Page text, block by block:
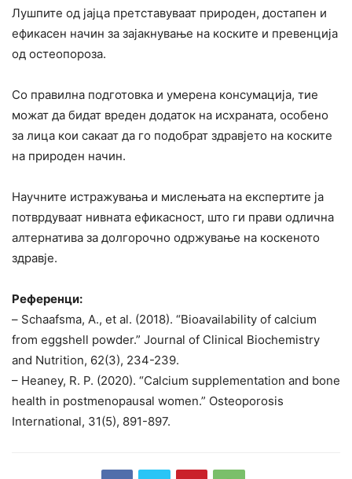
Лушпите од јајца претставуваат природен, достапен и
ефикасен начин за зајакнување на коските и превенција
од остеопороза.
Со правилна подготовка и умерена консумација, тие
можат да бидат вреден додаток на исхраната, особено
за лица кои сакаат да го подобрат здравјето на коските
на природен начин.
Научните истражувања и мислењата на експертите ја
потврдуваат нивната ефикасност, што ги прави одлична
алтернатива за долгорочно одржување на коскеното
здравје.
Референци:
– Schaafsma, A., et al. (2018). “Bioavailability of calcium
from eggshell powder.” Journal of Clinical Biochemistry
and Nutrition, 62(3), 234-239.
– Heaney, R. P. (2020). “Calcium supplementation and bone
health in postmenopausal women.” Osteoporosis
International, 31(5), 891-897.